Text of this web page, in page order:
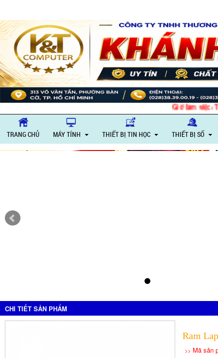
Giờ làm việc: Thứ 2 –
TRANG CHỦ MÁY TÍNH THIẾT BỊ TIN HỌC THIẾT BỊ SỐ
CHI TIẾT SẢN PHẨM
Ram
>> Mã sản